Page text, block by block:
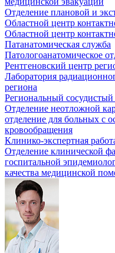
Отделение плановой и
Областной центр
Областной центр
Патанатомическая служба
Патологоанатомическое
Рентгеновский центр
Лаборатория
региона
Региональный сосудистый
Отделение неотложной
отделение для больных с
кровообращения
Клинико-экспертная
Отделение клинической
госпитальной
качества медицинской